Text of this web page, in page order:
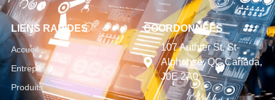
LIENS RAPIDES
Accueil
Entreprise
Produits
COORDONNÉES
107 Authier St. St-
Alphonse, QC Canada,
J0E 2A0